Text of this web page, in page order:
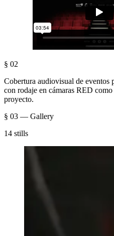
§ 02
Cobertura audiovisual de eventos
con rodaje en cámaras RED
proyecto.
§ 03 — Gallery
14 stills